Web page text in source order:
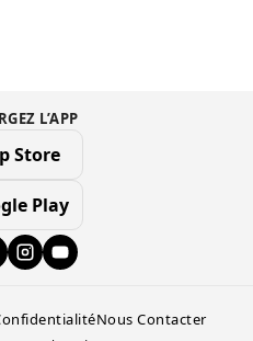
L’APP
Store
Play
Nous Contacter